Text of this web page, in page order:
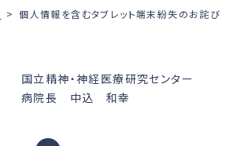
個人情報を含むタブレット端末紛失のお詫び
国立精神・神経医療研究センター
病院長 中込 和幸